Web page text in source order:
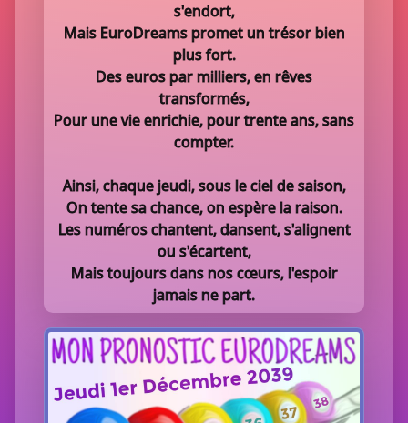
s'endort,
Mais EuroDreams promet un trésor bien
plus fort.
Des euros par milliers, en rêves
transformés,
Pour une vie enrichie, pour trente ans, sans
compter.
Ainsi, chaque jeudi, sous le ciel de saison,
On tente sa chance, on espère la raison.
Les numéros chantent, dansent, s'alignent
ou s'écartent,
Mais toujours dans nos cœurs, l'espoir
jamais ne part.